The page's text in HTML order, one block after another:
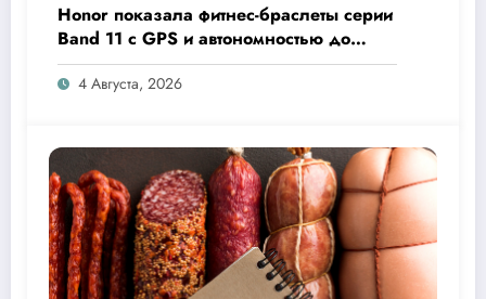
Honor показала фитнес-браслеты серии
Band 11 с GPS и автономностью до
26 дней
4 Августа, 2026